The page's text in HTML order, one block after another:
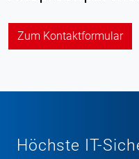
Zum Kontaktformular
Höchste IT-